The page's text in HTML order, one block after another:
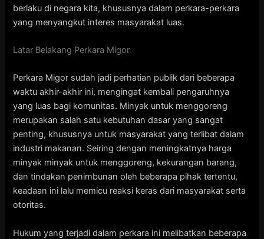
berlaku di negara kita, khususnya dalam perkara-perkara
yang menyangkut interes masyarakat luas.
Latar Belakang Perkara Migor
Perkara Migor sudah jadi perhatian publik dari beberapa
waktu akhir-akhir ini, mengingat kembali pengaruhnya
yang luas bagi komunitas. Minyak untuk menggoreng
merupakan salah satu kebutuhan dasar yang sangat
penting, khususnya untuk masyarakat yang terlibat dalam
industri makanan. Seiring dengan meningkatnya harga
minyak minyak untuk menggoreng, kekurangan barang,
dan tindakan penimbunan oleh beberapa pihak tertentu,
keadaan ini lalu memicu reaksi keras dari masyarakat serta
otoritas.
Hukum yang terjadi dalam perkara ini melibatkan beberapa